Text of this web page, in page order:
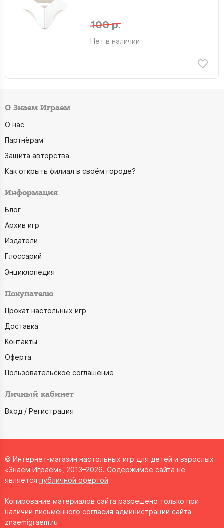
100 р.
Нет в наличии
О Знаем Играем
О нас
Партнёрам
Защита авторства
Как открыть филиал в своём городе?
Информация
Блог
Архив игр
Издатели
Глоссарий
Энциклопедия
Покупателю
Прокат настольных игр
Доставка
Контакты
Оферта
Пользовательское соглашение
Личный кабинет
Вход / Регистрация
© Интернет-магазин настольных игр для детей и взрослых
«Знаем Играем», 2013–2026. Содержимое сайта не
является публичной офертой
Копирование материалов сайта разрешено только при
наличии письменного согласия администрации сайта
znaemigraem.ru